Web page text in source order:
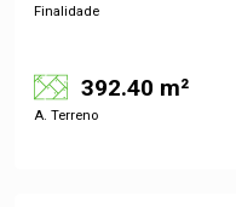
Finalidade
392.40 m²
A. Terreno